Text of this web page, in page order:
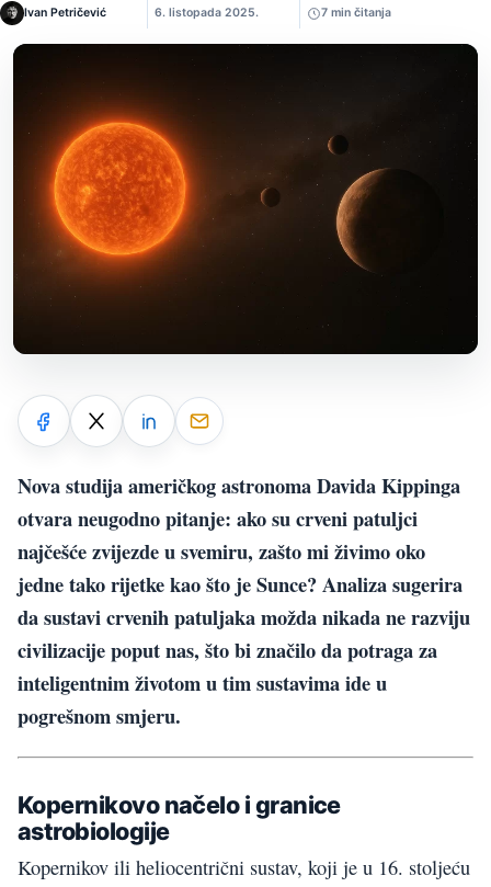
Ivan Petričević 6. listopada 2025. 7 min čitanja
Nova studija američkog astronoma Davida Kippinga
otvara neugodno pitanje: ako su crveni patuljci
najčešće zvijezde u svemiru, zašto mi živimo oko
jedne tako rijetke kao što je Sunce? Analiza sugerira
da sustavi crvenih patuljaka možda nikada ne razviju
civilizacije poput nas, što bi značilo da potraga za
inteligentnim životom u tim sustavima ide u
pogrešnom smjeru.
Kopernikovo načelo i granice
astrobiologije
Kopernikov ili heliocentrični sustav, koji je u 16. stoljeću